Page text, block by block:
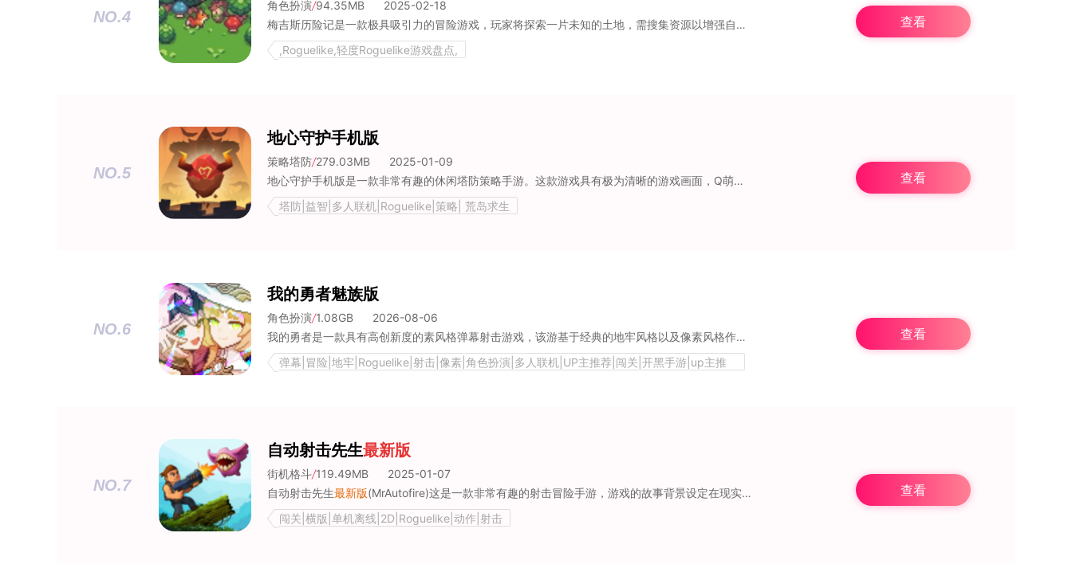
NO.4
角色扮演/94.35MB
2025-02-18
梅吉斯历险记是一款极具吸引力的冒险游戏，玩家将探索一片未知的土地，需搜集资源以增强自身实力，寻找食物，战胜遭遇的敌人，完成各类任务与剧情故事。游戏方式多种多样
,Roguelike,轻度Roguelike游戏盘点,
查看
NO.5
地心守护手机版
策略塔防/279.03MB
2025-01-09
地心守护手机版是一款非常有趣的休闲塔防策略手游。这款游戏具有极为清晰的游戏画面，Q萌可爱的游戏角色，以及丰富多样的游戏玩法。在游戏中，玩家需要不
塔防|益智|多人联机|Roguelike|策略| 荒岛求生
查看
NO.6
我的勇者魅族版
角色扮演/1.08GB
2026-08-06
我的勇者是一款具有高创新度的素风格弹幕射击游戏，该游基于经典的地牢风格以及像素风格作为画面设计，带给玩家一个浓浓的像素风地牢世界。游戏玩法上以追求爽快刺激的弹幕
弹幕|冒险|地牢|Roguelike|射击|像素|角色扮演|多人联机|UP主推荐|闯关|开黑手游|up主推
查看
NO.7
自动射击先生最新版
街机格斗/119.49MB
2025-01-07
自动射击先生最新版(MrAutofire)这是一款非常有趣的射击冒险手游，游戏的故事背景设定在现实世界已经四分五裂，怪兽不断涌入，玩家需要开始这场冒险之
闯关|横版|单机离线|2D|Roguelike|动作|射击
查看